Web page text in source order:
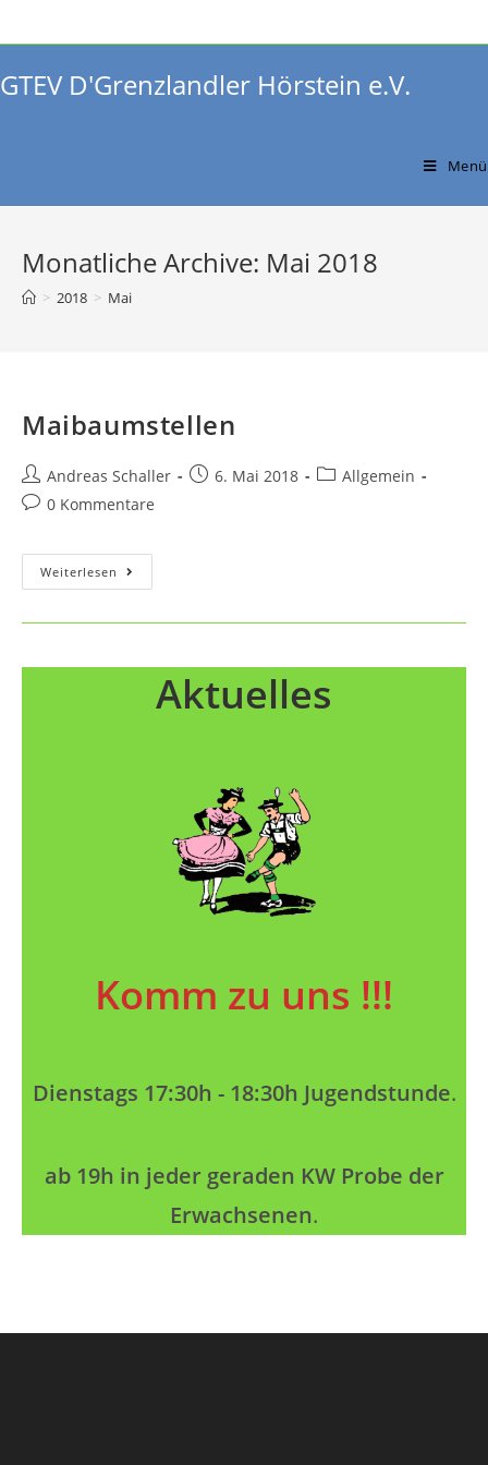
Inhalt
GTEV D'Grenzlandler Hörstein e.V.
Menü
Monatliche Archive: Mai 2018
> 2018 > Mai
Maibaumstellen
Beitrags-
Autor:
Andreas Schaller
Beitrag6. Mai 2018
Beitrags-
Allgemein
Beitrags-
0 Kommentare
Weiterlesen Maibaumstellen
Aktuelles
Komm zu uns !!!
Dienstags 17:30h - 18:30h Jugendstunde.
ab 19h in jeder geraden KW Probe der
Erwachsenen.